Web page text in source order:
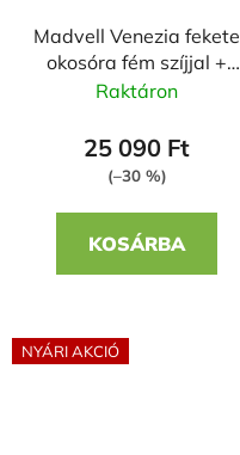
Madvell Venezia fekete
okosóra fém szíjjal +
szilikon szíjjal
Raktáron
25 090 Ft
(–30 %)
KOSÁRBA
NYÁRI AKCIÓ